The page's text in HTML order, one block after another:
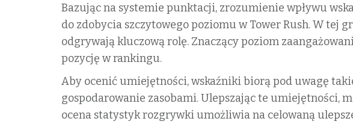
Bazując na systemie punktacji, zrozumienie wpływu
do zdobycia szczytowego poziomu w Tower Rush. W
odgrywają kluczową rolę. Znaczący poziom
pozycję w rankingu.
Aby ocenić umiejętności, wskaźniki biorą pod uwagę
gospodarowanie zasobami. Ulepszając te umiejętności,
ocena statystyk rozgrywki umożliwia na celowaną